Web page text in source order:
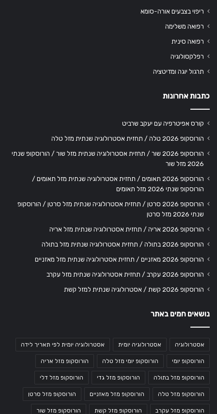
ריפוי בצבעים אורה-סומא
רפואה משלימה
רפואה סינית
רפלקסולוגיה
תרגול יוגה ומדיטציה
כתבות אחרונות
קורס אפיטרפיה עם יעקב שרביט
הורוסקופ 2026 טלה / תחזית אסטרולוגיה שנתית מזל טלה
הורוסקופ 2026 שור / תחזית אסטרולוגיה שנתית מזל שור / הורוסקופ שנתי
2026 מזל שור
הורוסקופ 2026 תאומים / תחזית אסטרולוגיה שנתית מזל תאומים /
הורוסקופ שנתי 2026 מזל תאומים
הורוסקופ 2026 סרטן / תחזית אסטרולוגיה שנתית מזל סרטן / הורוסקופ
שנתי 2026 מזל סרטן
הורוסקופ 2026 אריה / תחזית אסטרולוגיה שנתית מזל אריה
הורוסקופ 2026 בתולה / תחזית אסטרולוגיה שנתית מזל בתולה
הורוסקופ 2026 מאזניים / תחזית אסטרולוגיה שנתית מזל מאזניים
הורוסקופ 2026 עקרב / תחזית אסטרולוגיה שנתית מזל עקרב
הורוסקופ 2026 קשת / אסטרולוגיה שנתית למזל קשת
נושאים חמים באתר
אסטרולוגיה אסטרולוגיה יומית אסטרולוגיה יומית לפי תאריך לידה
הורוסקופ יומי הורוסקופ יומי מזל טלה הורוסקופ מזל אריה
הורוסקופ מזל בתולה הורוסקופ מזל גדי הורוסקופ מזל דלי
הורוסקופ מזל טלה הורוסקופ מזל מאזניים הורוסקופ מזל סרטן
הורוסקופ מזל עקרב הורוסקופ מזל קשת הורוסקופ מזל שור